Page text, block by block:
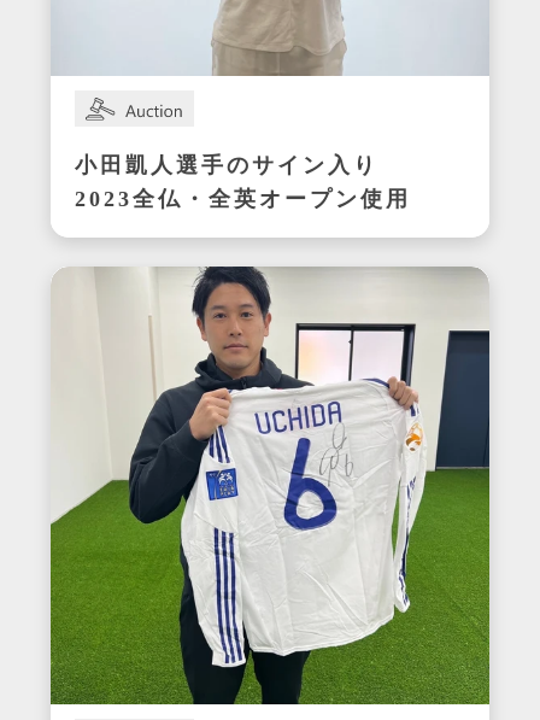
小田凱人選手のサイン入り
2023全仏・全英オープン使用
ラケット